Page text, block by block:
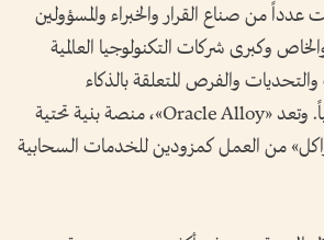
من صناع القرار والخبراء والمسؤولين
وكبرى شركات التكنولوجيا العالمية
والفرص المتعلقة بالذكاء
الاصطناعي محلياً وعالمياً. وتعد «Oracle Alloy»، منصة بنية تحتية
من العمل كمزودين للخدمات السحابية